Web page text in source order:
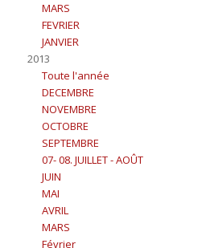
MARS
FEVRIER
JANVIER
2013
Toute l'année
DECEMBRE
NOVEMBRE
OCTOBRE
SEPTEMBRE
07- 08. JUILLET - AOÛT
JUIN
MAI
AVRIL
MARS
Février